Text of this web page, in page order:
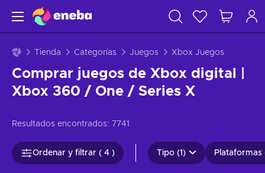
Tienda Categorías Juegos Xbox Juegos
Comprar juegos de Xbox digital |
Xbox 360 / One / Series X
Resultados encontrados: 7741
Ordenar y filtrar ( 4 ) Tipo (1) Plataformas